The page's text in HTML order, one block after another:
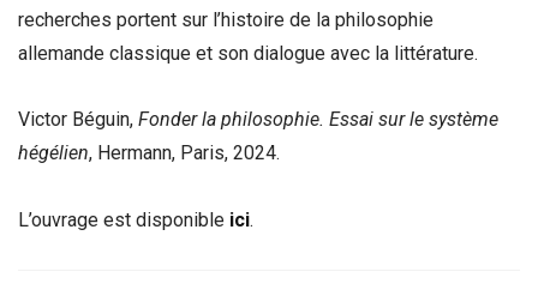
recherches portent sur l’histoire de la philosophie
allemande classique et son dialogue avec la littérature.
Victor Béguin, Fonder la philosophie. Essai sur le système
hégélien, Hermann, Paris, 2024.
L’ouvrage est disponible ici.